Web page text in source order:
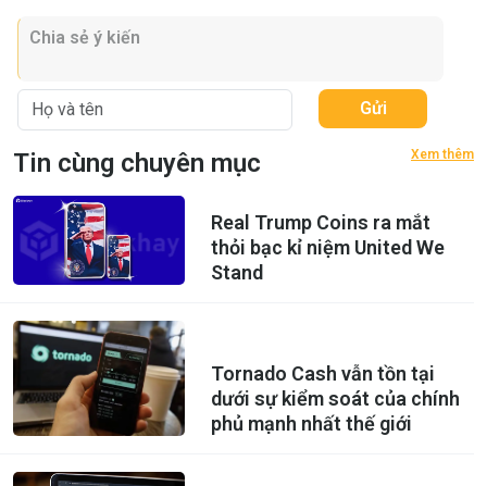
Gửi
Tin cùng chuyên mục Xem thêm
Real Trump Coins ra mắt
thỏi bạc kỉ niệm United We
Stand
Tornado Cash vẫn tồn tại
dưới sự kiểm soát của chính
phủ mạnh nhất thế giới